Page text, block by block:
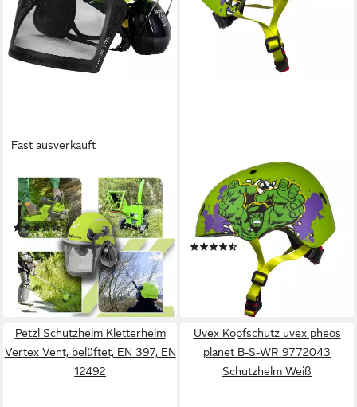
Fast ausverkauft
ZIPPER
Schutzhelm Forsthelm Profi
ZI-FHPROFI
(1)
66,94 €
lieferbar - in 2-3 Werktagen bei dir
SEVEN POLSKA
Kinderfahrradhelm Marvel
"HULK", Skater, Roller, M: 52-
56cm, ab ca. 6 Jahre
(4)
49,95 €
lieferbar - in 4-5 Werktagen bei dir
Petzl Schutzhelm Kletterhelm
Vertex Vent, belüftet, EN 397, EN
12492
Uvex Kopfschutz uvex pheos
planet B-S-WR 9772043
Schutzhelm Weiß